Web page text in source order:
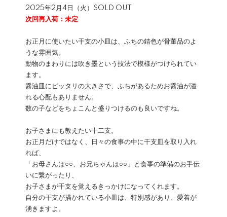
2025年2月4日（火）SOLD OUT
次回再入荷：未定
お正月に使いたい干支の小皿は、ふちの錆色が骨董品のよ
うな雰囲気。
動物のまわりには吹き墨という技法で模様がつけられてい
ます。
醤油皿にピッタリの大きさで、ふちがあるためお醤油が溢
れる心配もありません。
数の子などをちょこんと盛りつけるのも良いですね。
お子さまにも教えたい十二支。
お正月だけではなく、日々の食事の中に干支皿を取り入れ
れば、
「お母さんは○○、お兄ちゃんは○○」と食事の準備のお手伝
いに繋がったり、
お子さまが干支を覚えるきっかけになってくれます。
自分の干支が描かれている小皿は、特別感があり、愛着が
湧きますよ。